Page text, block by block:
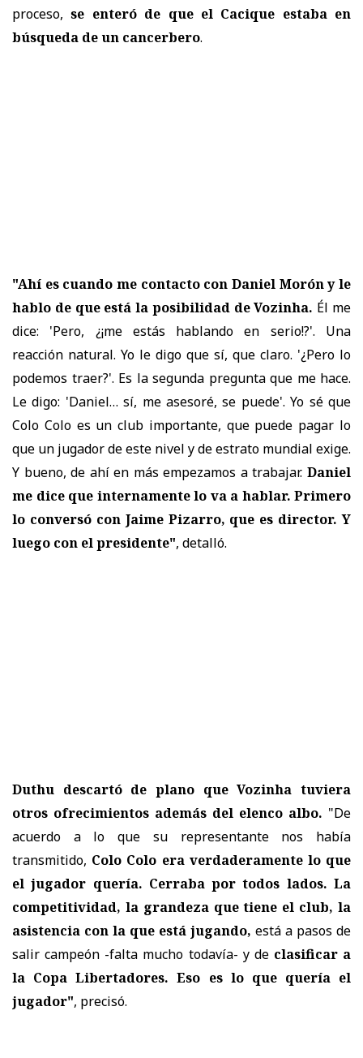
proceso,se enteró de que el Cacique estaba en
búsqueda de un cancerbero.
"Ahí es cuando me contacto con Daniel Morón y le
hablo de que está la posibilidad de Vozinha. Él me
dice: 'Pero, ¿¡me estás hablando en serio!?'. Una
reacción natural. Yo le digo que sí, que claro. '¿Pero lo
podemos traer?'. Es la segunda pregunta que me hace.
Le digo: 'Daniel… sí, me asesoré, se puede'. Yo sé que
Colo Colo es un club importante, que puede pagar lo
que un jugador de este nivel y de estrato mundial exige.
Y bueno, de ahí en más empezamos a trabajar. Daniel
me dice que internamente lo va a hablar. Primero
lo conversó con Jaime Pizarro, que es director. Y
luego con el presidente", detalló.
Duthu descartó de plano que Vozinha tuviera
otros ofrecimientos además del elenco albo. "De
acuerdo a lo que su representante nos había
transmitido, Colo Colo era verdaderamente lo que
el jugador quería. Cerraba por todos lados. La
competitividad, la grandeza que tiene el club, la
asistencia con la que está jugando, está a pasos de
salir campeón -falta mucho todavía- y de clasificar a
la Copa Libertadores. Eso es lo que quería el
jugador", precisó.